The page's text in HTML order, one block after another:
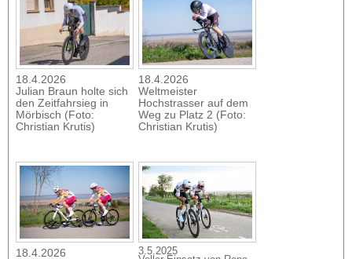
18.4.2026
Julian Braun holte sich
den Zeitfahrsieg in
Mörbisch (Foto:
Christian Krutis)
18.4.2026
Weltmeister
Hochstrasser auf dem
Weg zu Platz 2 (Foto:
Christian Krutis)
18.4.2026
3.5.2025